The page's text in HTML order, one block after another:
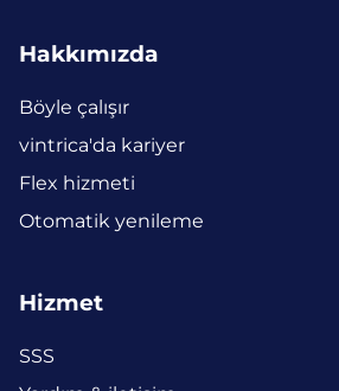
Hakkımızda
Böyle çalışır
vintrica'da kariyer
Flex hizmeti
Otomatik yenileme
Hizmet
SSS